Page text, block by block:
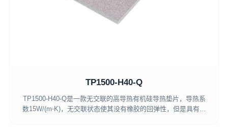
TP1500-H40-Q
TP1500-H40-Q是一款无交联的高导热有机硅导热垫片，导热系
数15W/(m⋅K)，无交联状态使其没有橡胶的回弹性，但是具有非